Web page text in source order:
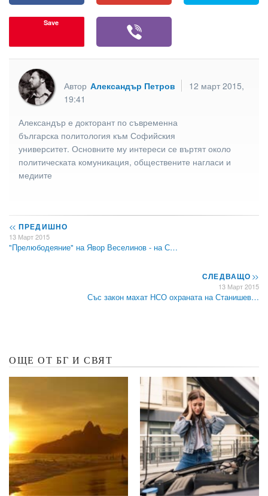
Save
Автор Александър Петров
12 март 2015,
19:41
Александър е докторант по съвременна
българска политология към Софийския
университет. Основните му интереси се въртят около
политическата комуникация, обществените нагласи и
медиите
<< ПРЕДИШНО
13 Март 2015
"Прелюбодеяние" на Явор Веселинов - на С…
СЛЕДВАЩО>>
13 Март 2015
Със закон махат НСО охраната на Станишев…
ОЩЕ ОТ БГ И СВЯТ